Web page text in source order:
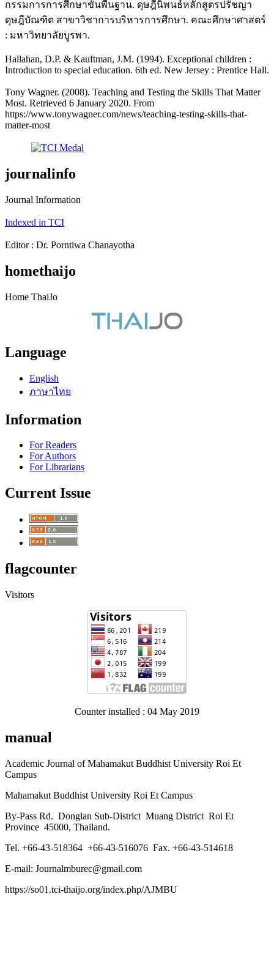
กรรมการการศึกษาขั้นพื้นฐาน. ดุษฎีนิพนธ์หลักสูตรปรัชญา
ดุษฎีบัณฑิต สาขาวิชาการบริหารการศึกษา. คณะศึกษาศาสตร์
: มหาวิทยาลัยบูรพา.
Hallahan, D.P. & Kauftman, J.M. (1994). Exceptional children :
Introduction to special education. 6th ed. New Jersey : Prentice Hall.
Tony Wagner. (2008). Teaching and Testing the Skills That Matter
Most. Retrieved 6 January 2020. From
https://www.tonywagner.com/news/teaching-testing-skills-that-
matter-most
journalinfo
Journal Information
Indexed in TCI
Editor : Dr. Porntiwa Chanayotha
homethaijo
Home ThaiJo
Language
English
ภาษาไทย
Information
For Readers
For Authors
For Librarians
Current Issue
flagcounter
Visitors
Counter installed : 04 May 2019
manual
Academic Journal of Mahamakut Buddhist University Roi Et
Campus
Mahamakut Buddhist University Roi Et Campus
By-Pass Rd. Donglan Sub-District Muang District Roi Et
Province 45000, Thailand.
Tel. +66-43-518364 +66-43-516076 Fax. +66-43-514618
E-mail: Journalmburec@gmail.com
https://so01.tci-thaijo.org/index.php/AJMBU